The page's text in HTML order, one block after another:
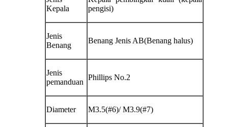
Kepala
pengisi)
Jenis
Benang
Benang Jenis AB(Benang halus)
Jenis
pemanduan
Phillips No.2
Diameter M3.5(#6)/ M3.9(#7)